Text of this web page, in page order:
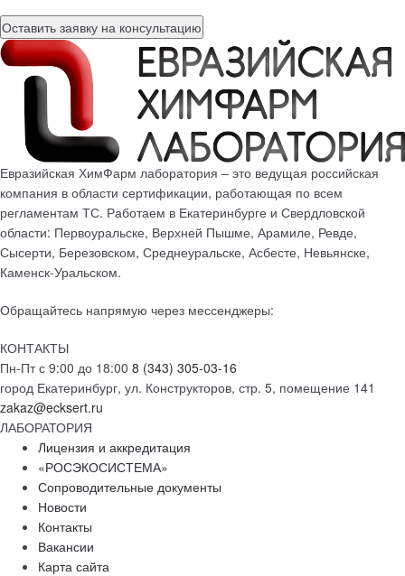
Евразийская ХимФарм лаборатория – это ведущая российская
компания в области сертификации, работающая по всем
регламентам ТС. Работаем в Екатеринбурге и Свердловской
области: Первоуральске, Верхней Пышме, Арамиле, Ревде,
Сысерти, Березовском, Среднеуральске, Асбесте, Невьянске,
Каменск-Уральском.
Обращайтесь напрямую через мессенджеры:
КОНТАКТЫ
Пн-Пт с 9:00 до 18:00 8 (343) 305-03-16
город Екатеринбург, ул. Конструкторов, стр. 5, помещение 141
zakaz@ecksert.ru
ЛАБОРАТОРИЯ
Лицензия и аккредитация
«РОСЭКОСИСТЕМА»
Сопроводительные документы
Новости
Контакты
Вакансии
Карта сайта